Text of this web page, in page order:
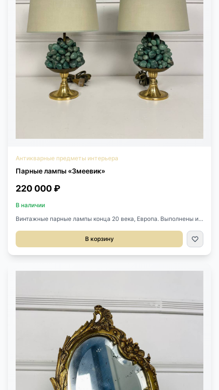
Антикварные предметы интерьера
Парные лампы «Змеевик»
220 000 ₽
В наличии
Винтажные парные лампы конца 20 века, Европа. Выполнены из
тканевые абажуры. Размер 23х16х40h см.
В корзину